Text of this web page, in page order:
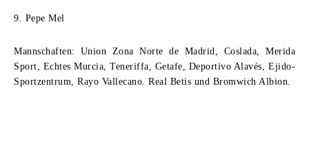
9. Pepe Mel
Mannschaften: Union Zona Norte de Madrid, Coslada, Merida
Sport, Echtes Murcia, Teneriffa, Getafe, Deportivo Alavés, Ejido-
Sportzentrum, Rayo Vallecano. Real Betis und Bromwich Albion.